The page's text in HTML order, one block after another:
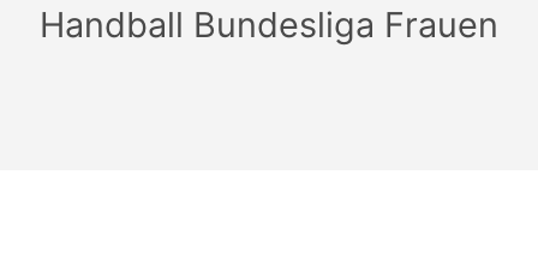
Handball Bundesliga Frauen